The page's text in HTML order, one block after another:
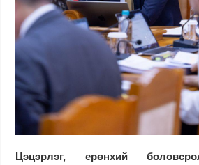
Цэцэрлэг, ерөнхий